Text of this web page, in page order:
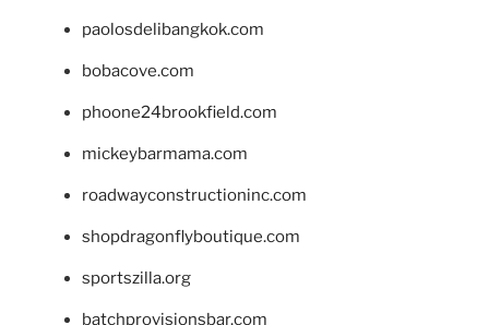
paolosdelibangkok.com
bobacove.com
phoone24brookfield.com
mickeybarmama.com
roadwayconstructioninc.com
shopdragonflyboutique.com
sportszilla.org
batchprovisionsbar.com